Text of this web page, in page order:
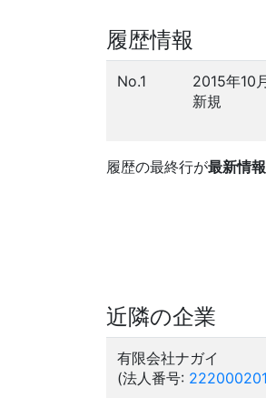
履歴情報
No.1
2015年10
新規
履歴の最終行が最新情
近隣の企業
有限会社ナガイ
(法人番号: